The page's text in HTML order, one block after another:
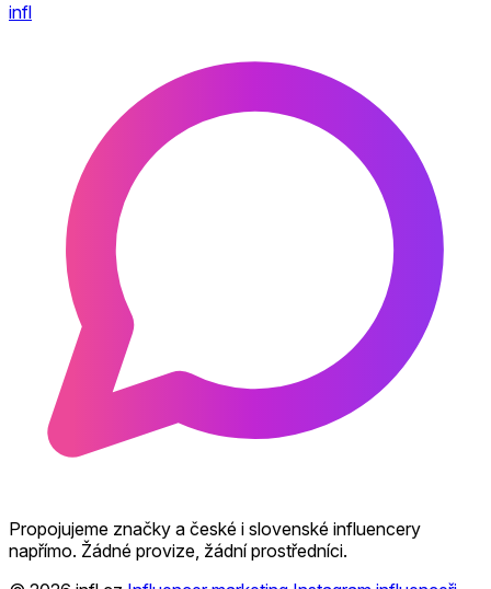
infl
Propojujeme značky a české i slovenské influencery
napřímo. Žádné provize, žádní prostředníci.